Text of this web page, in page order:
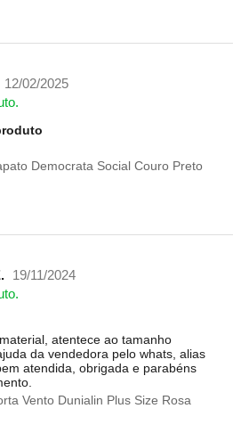
12/02/2025
Democrata Social Couro Preto
19/11/2024
atentece ao tamanho
da vendedora pelo whats, alias
atendida, obrigada e parabéns
Vento Dunialin Plus Size Rosa